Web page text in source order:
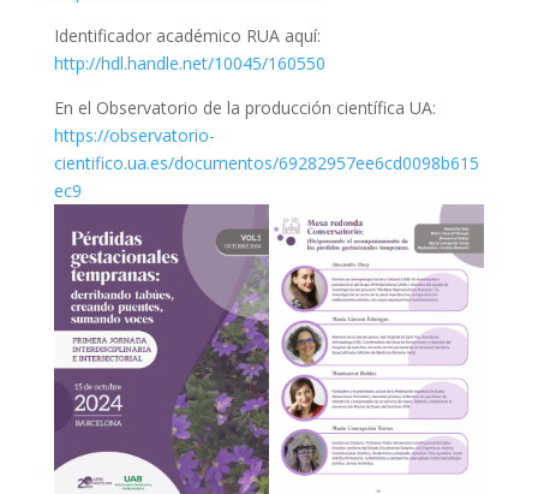
Identificador académico RUA aquí:
http://hdl.handle.net/10045/160550
En el Observatorio de la producción científica UA:
https://observatorio-
cientifico.ua.es/documentos/69282957ee6cd0098b615
ec9